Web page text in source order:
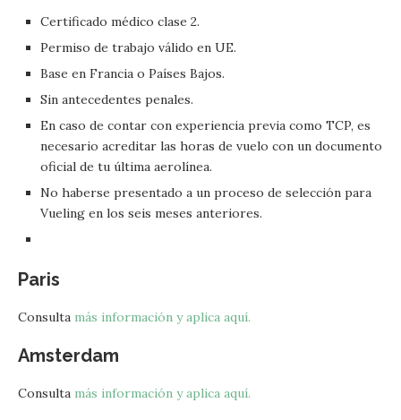
Certificado médico clase 2.
Permiso de trabajo válido en UE.
Base en Francia o Países Bajos.
Sin antecedentes penales.
En caso de contar con experiencia previa como TCP, es
necesario acreditar las horas de vuelo con un documento
oficial de tu última aerolínea.
No haberse presentado a un proceso de selección para
Vueling en los seis meses anteriores.
Paris
Consulta más información y aplica aquí.
Amsterdam
Consulta más información y aplica aquí.